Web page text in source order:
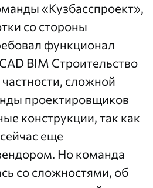
«Кузбасспроект»,
со стороны
функционал
BIM Строительство
сложной
проектировщиков
конструкции, так как
еще
Но команда
со сложностями, об